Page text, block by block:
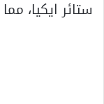
ستائر ايكيا،